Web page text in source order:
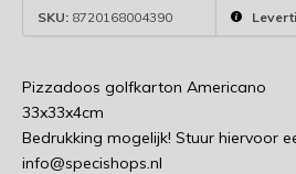
SKU: 8720168004390
Pizzadoos golfkarton Americano
33x33x4cm
Bedrukking mogelijk! Stuur hiervoor
info@specishops.nl